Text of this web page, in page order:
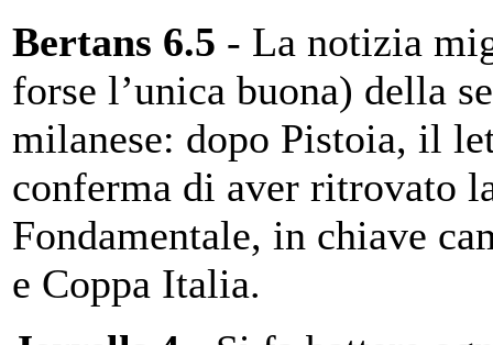
Bertans 6.5 - La notizia
forse l’unica buona) della
milanese: dopo Pistoia, il
conferma di aver ritrovato
Fondamentale, in chiave
e Coppa Italia.